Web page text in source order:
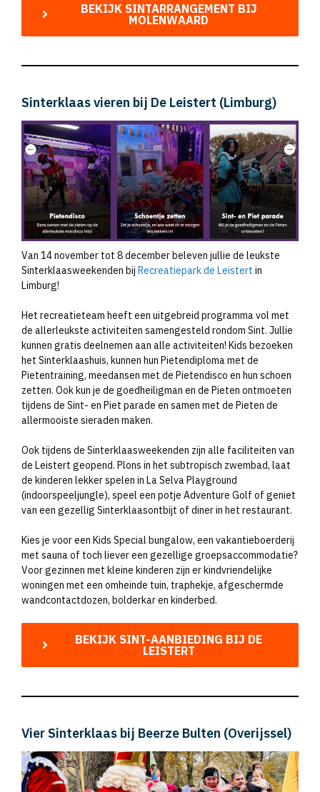
BEKIJK SINTARRANGEMENT BIJ
MOLENWAARD
Sinterklaas vieren bij De Leistert (Limburg)
Van 14 november tot 8 december beleven jullie de leukste
Sinterklaasweekenden bij Recreatiepark de Leistert in
Limburg!
Het recreatieteam heeft een uitgebreid programma vol met
de allerleukste activiteiten samengesteld rondom Sint. Jullie
kunnen gratis deelnemen aan alle activiteiten! Kids bezoeken
het Sinterklaashuis, kunnen hun Pietendiploma met de
Pietentraining, meedansen met de Pietendisco en hun schoen
zetten. Ook kun je de goedheiligman en de Pieten ontmoeten
tijdens de Sint- en Piet parade en samen met de Pieten de
allermooiste sieraden maken.
Ook tijdens de Sinterklaasweekenden zijn alle faciliteiten van
de Leistert geopend. Plons in het subtropisch zwembad, laat
de kinderen lekker spelen in La Selva Playground
(indoorspeeljungle), speel een potje Adventure Golf of geniet
van een gezellig Sinterklaasontbijt of diner in het restaurant.
Kies je voor een Kids Special bungalow, een vakantieboerderij
met sauna of toch liever een gezellige groepsaccommodatie?
Voor gezinnen met kleine kinderen zijn er kindvriendelijke
woningen met een omheinde tuin, traphekje, afgeschermde
wandcontactdozen, bolderkar en kinderbed.
BEKIJK SINT-AANBIEDING BIJ DE
LEISTERT
Vier Sinterklaas bij Beerze Bulten (Overijssel)